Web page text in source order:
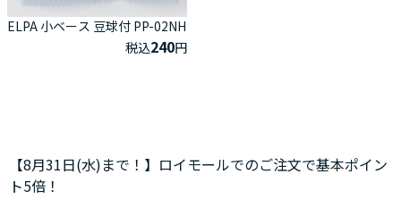
ELPA 小ベース 豆球付 PP-02NH
税込240円
【8月31日(水)まで！】ロイモールでのご注文で基本ポイン
ト5倍！